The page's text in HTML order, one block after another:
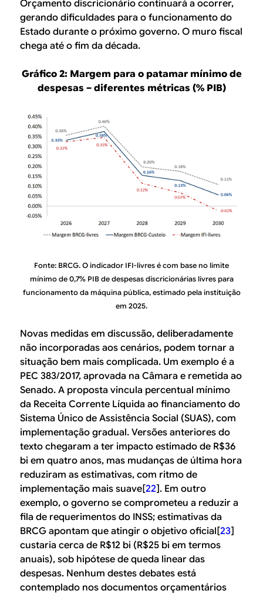
Orçamento discricionário continuará a ocorrer,
gerando dificuldades para o funcionamento do
Estado durante o próximo governo. O muro fiscal
chega até o fim da década.
Gráfico 2: Margem para o patamar mínimo de
despesas – diferentes métricas (% PIB)
Fonte: BRCG. O indicador IFI-livres é com base no limite
mínimo de 0,7% PIB de despesas discricionárias livres para
funcionamento da máquina pública, estimado pela instituição
em 2025.
Novas medidas em discussão, deliberadamente
não incorporadas aos cenários, podem tornar a
situação bem mais complicada. Um exemplo é a
PEC 383/2017, aprovada na Câmara e remetida ao
Senado. A proposta vincula percentual mínimo
da Receita Corrente Líquida ao financiamento do
Sistema Único de Assistência Social (SUAS), com
implementação gradual. Versões anteriores do
texto chegaram a ter impacto estimado de R$36
bi em quatro anos, mas mudanças de última hora
reduziram as estimativas, com ritmo de
implementação mais suave[22]. Em outro
exemplo, o governo se comprometeu a reduzir a
fila de requerimentos do INSS; estimativas da
BRCG apontam que atingir o objetivo oficial[23]
custaria cerca de R$12 bi (R$25 bi em termos
anuais), sob hipótese de queda linear das
despesas. Nenhum destes debates está
contemplado nos documentos orçamentários